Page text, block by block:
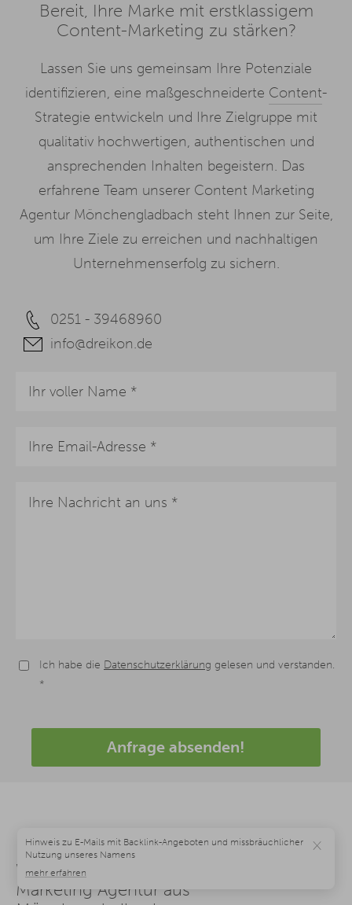
Bereit, Ihre Marke mit erstklassigem
Content-Marketing zu stärken?
Lassen Sie uns gemeinsam Ihre Potenziale
identifizieren, eine maßgeschneiderte Content-
Strategie entwickeln und Ihre Zielgruppe mit
qualitativ hochwertigen, authentischen und
ansprechenden Inhalten begeistern. Das
erfahrene Team unserer Content Marketing
Agentur Mönchengladbach steht Ihnen zur Seite,
um Ihre Ziele zu erreichen und nachhaltigen
Unternehmenserfolg zu sichern.
0251 - 39468960
info@dreikon.de
Ich habe die Datenschutzerklärung gelesen und verstanden.
*
Anfrage absenden!
Weitere Leistungen unserer Content
Marketing Agentur aus
×